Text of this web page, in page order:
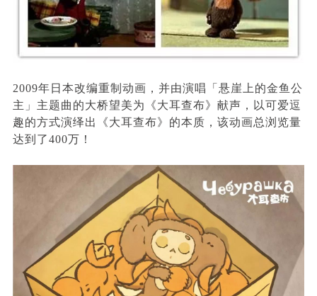
2009年日本改编重制动画，并由演唱「悬崖上的金鱼公
主」主题曲的大桥望美为《大耳查布》献声，以可爱逗
趣的方式演绎出《大耳查布》的本质，该动画总浏览量
达到了400万！